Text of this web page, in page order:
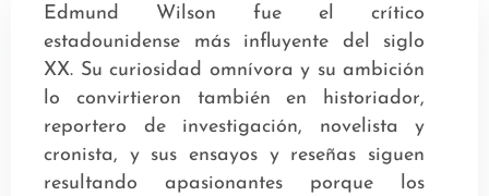
Edmund Wilson fue el crítico
estadounidense más influyente del siglo
XX. Su curiosidad omnívora y su ambición
lo convirtieron también en historiador,
reportero de investigación, novelista y
cronista, y sus ensayos y reseñas siguen
resultando apasionantes porque los